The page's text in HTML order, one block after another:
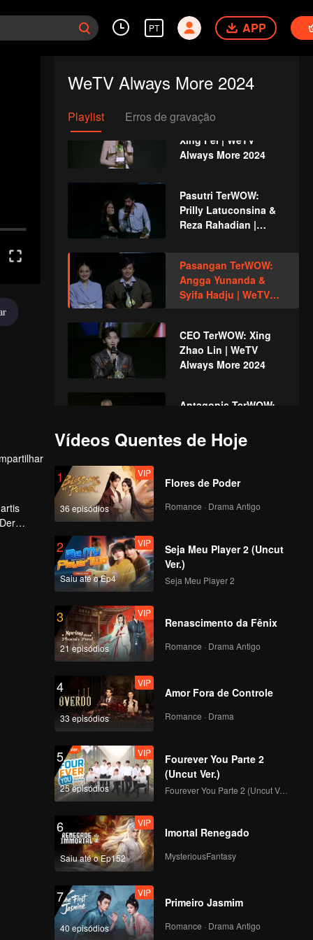
PT APP
WeTV Always More 2024
Playlist Erros de gravação
More 2024
More 2024
Si Gemas TerWOW:
Xing Fei | WeTV
Always More 2024
Pasutri TerWOW:
Prilly Latuconsina &
Reza Rahadian |
2024
Pasangan TerWOW:
Angga Yunanda &
Syifa Hadju | WeTV
Always More 2024
CEO TerWOW: Xing
Zhao Lin | WeTV
Always More 2024
Antagonis TerWOW:
Always More 2024
Natasha Wilona |
WeTV Always More
Rossa - Atas Nama
Cinta | WeTV Always
More 2024
Mati | WeTV Always
More 2024
Api | WeTV Always
More 2024
Upcoming Title:
Kawin Tangan | WeTV
Always More 2024
Wajah Arjuna | WeTV
Always More 2024
Harus Kawin | WeTV
Always More 2024
Vídeos Quentes de Hoje
1
36 episódios
VIP
Flores de Poder
Romance · Drama Antigo
2
Saiu até o Ep4
VIP
Seja Meu Player 2 (Uncut
Ver.)
Seja Meu Player 2
3
21 episódios
VIP
Renascimento da Fênix
Romance · Drama Antigo
4
33 episódios
VIP
Amor Fora de Controle
Romance · Drama
5
25 episódios
VIP
Fourever You Parte 2
(Uncut Ver.)
Fourever You Parte 2 (Uncut Ver.)
6
Saiu até o Ep152
VIP
Imortal Renegado
MysteriousFantasy
7
40 episódios
VIP
Primeiro Jasmim
Romance · Drama Antigo